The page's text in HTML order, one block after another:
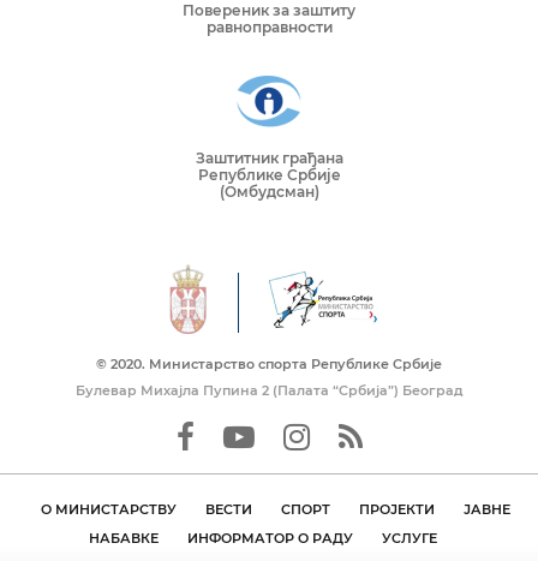
Повереник за заштиту
равноправности
Заштитник грађана
Републике Србије
(Омбудсман)
© 2020. Mинистарство спорта Републике Србије
Булевар Михајла Пупина 2 (Палата “Србија”) Београд
О МИНИСТАРСТВУ ВЕСТИ СПОРТ ПРОЈЕКТИ
ЈАВНЕ
НАБАВКЕ
ИНФОРМАТОР О РАДУ УСЛУГЕ